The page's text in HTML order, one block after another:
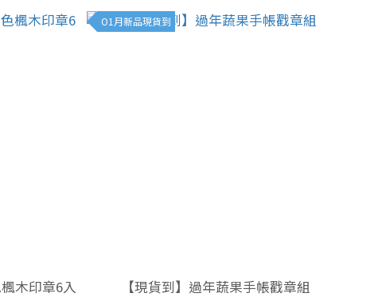
木印章6入
O1月新品現貨到
【現貨到】過年蔬果手帳戳章組